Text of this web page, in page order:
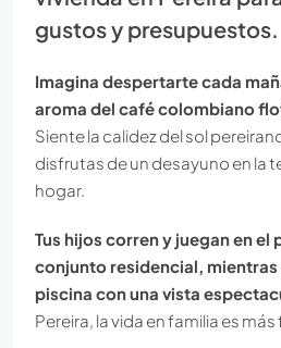
gustos y presupuestos.
Imagina despertarte cada
aroma del café colombiano
Siente la calidez del sol
disfrutas de un desayuno en la
hogar.
Tus hijos corren y juegan en el
conjunto residencial, mientras
piscina con una vista
Pereira, la vida en familia es